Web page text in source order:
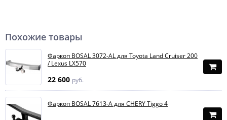
Похожие товары
Фаркоп BOSAL 3072-AL для Toyota Land Cruiser 200
/ Lexus LX570
22 600 руб.
Фаркоп BOSAL 7613-A для CHERY Tiggo 4